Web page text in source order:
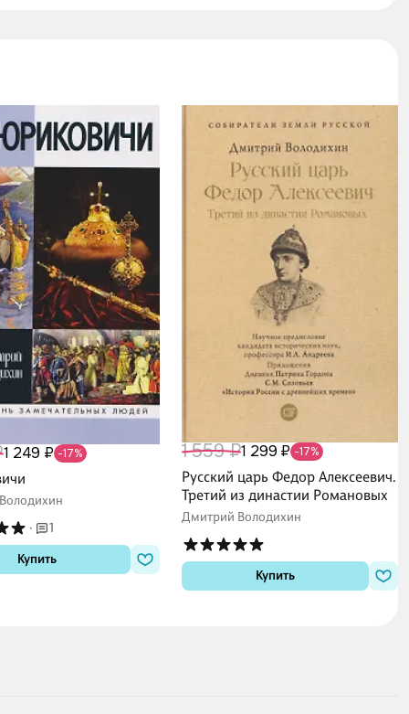
1 249 ₽ -17%
·
1
Купить
1 559 ₽1 299 ₽ -17%
Русский царь Федор Алексеевич.
Третий из династии Романовых
Дмитрий Володихин
Купить